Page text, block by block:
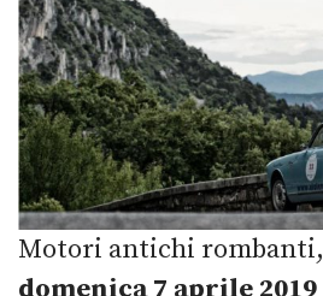
Motori antichi rombanti,
domenica 7 aprile 2019